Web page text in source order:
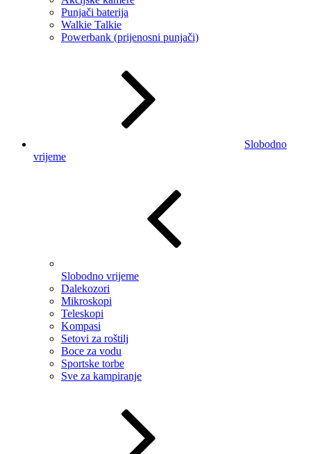
Punjači baterija
Walkie Talkie
Powerbank (prijenosni punjači)
Slobodno
vrijeme
Slobodno vrijeme
Dalekozori
Mikroskopi
Teleskopi
Kompasi
Setovi za roštilj
Boce za vodu
Sportske torbe
Sve za kampiranje